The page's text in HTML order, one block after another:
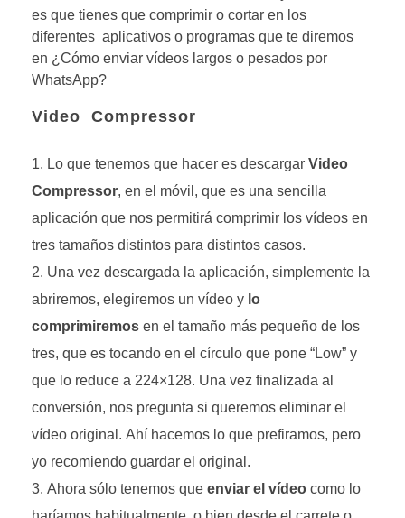
o
k
p
er
es que tienes que comprimir o cortar en los
diferentes aplicativos o programas que te diremos
en ¿Cómo enviar vídeos largos o pesados por
WhatsApp?
Video Compressor
Lo que tenemos que hacer es descargar Video
Compressor, en el móvil, que es una sencilla
aplicación que nos permitirá comprimir los vídeos en
tres tamaños distintos para distintos casos.
Una vez descargada la aplicación, simplemente la
abriremos, elegiremos un vídeo y lo
comprimiremos en el tamaño más pequeño de los
tres, que es tocando en el círculo que pone “Low” y
que lo reduce a 224×128. Una vez finalizada al
conversión, nos pregunta si queremos eliminar el
vídeo original. Ahí hacemos lo que prefiramos, pero
yo recomiendo guardar el original.
Ahora sólo tenemos que enviar el vídeo como lo